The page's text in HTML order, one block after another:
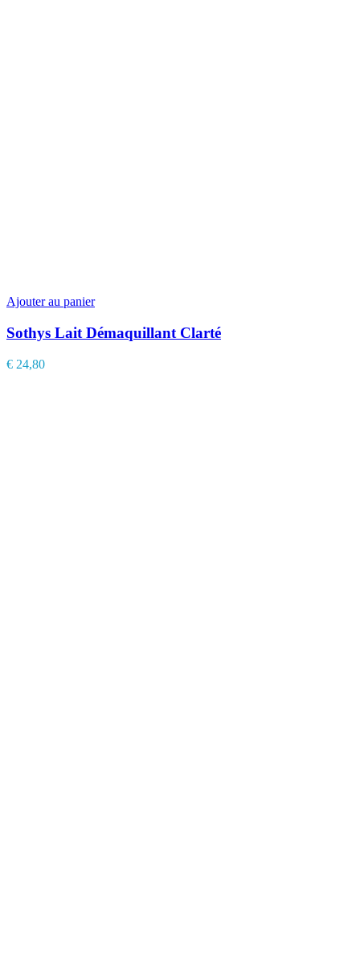
Ajouter au panier
Sothys Lait Démaquillant Clarté
€ 24,80